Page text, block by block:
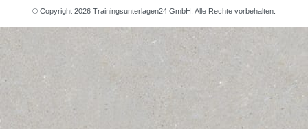
© Copyright 2026 Trainingsunterlagen24 GmbH. Alle Rechte vorbehalten.